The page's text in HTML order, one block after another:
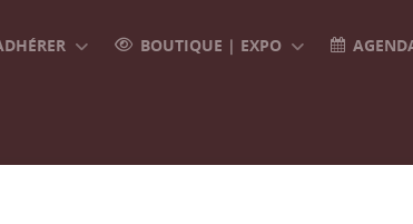
BOUTIQUE | EXPO